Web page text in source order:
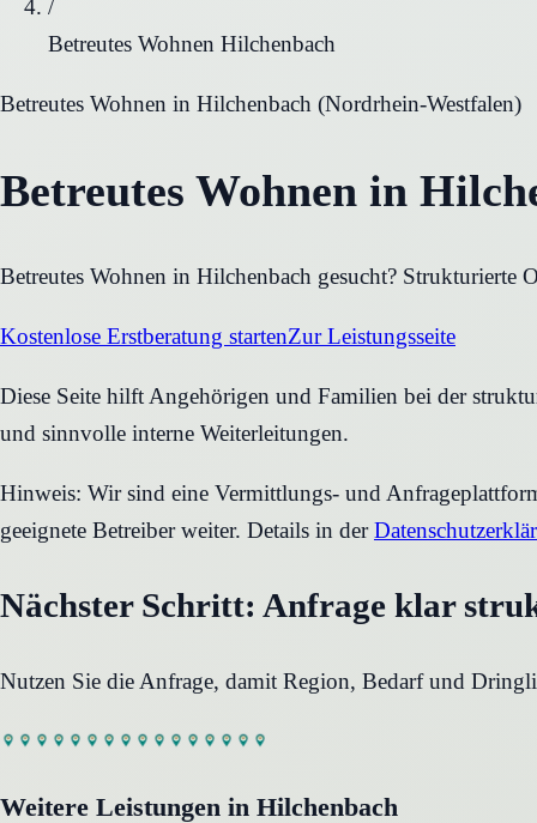
/
Betreutes Wohnen Hilchenbach
Betreutes Wohnen in Hilchenbach (Nordrhein-Westfalen)
Betreutes Wohnen in
Betreutes Wohnen in Hilchenbach gesucht?
Kostenlose Erstberatung startenZur Leistungsseite
Diese Seite hilft Angehörigen und Familien bei der
und sinnvolle interne Weiterleitungen.
Hinweis: Wir sind eine Vermittlungs- und
geeignete Betreiber weiter. Details in der
Nächster Schritt: Anfrage klar
Nutzen Sie die Anfrage, damit Region, Bedarf und
Weitere Leistungen in Hilchenbach